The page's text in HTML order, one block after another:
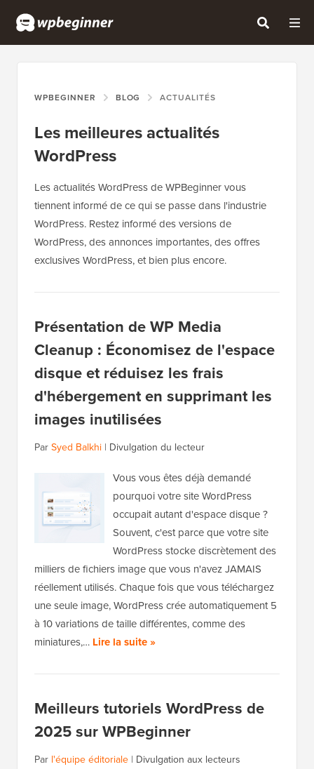
WPBEGINNER BLOG ACTUALITÉS
Les meilleures actualités
WordPress
Les actualités WordPress de WPBeginner vous
tiennent informé de ce qui se passe dans l'industrie
WordPress. Restez informé des versions de
WordPress, des annonces importantes, des offres
exclusives WordPress, et bien plus encore.
Présentation de WP Media
Cleanup : Économisez de l'espace
disque et réduisez les frais
d'hébergement en supprimant les
images inutilisées
Par Syed Balkhi | Divulgation du lecteur
Vous vous êtes déjà demandé
pourquoi votre site WordPress
occupait autant d'espace disque ?
Souvent, c'est parce que votre site
WordPress stocke discrètement des
milliers de fichiers image que vous n'avez JAMAIS
réellement utilisés. Chaque fois que vous téléchargez
une seule image, WordPress crée automatiquement 5
à 10 variations de taille différentes, comme des
miniatures,… Lire la suite »
Meilleurs tutoriels WordPress de
2025 sur WPBeginner
Par l'équipe éditoriale | Divulgation aux lecteurs